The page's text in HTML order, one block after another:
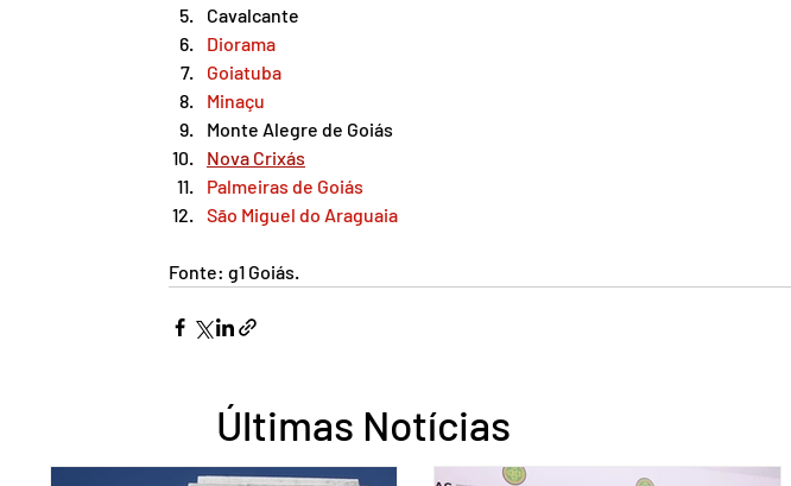
Cavalcante
Diorama
Goiatuba
Minaçu
Monte Alegre de Goiás
Nova Crixás
Palmeiras de Goiás
São Miguel do Araguaia
Fonte: g1 Goiás.
Últimas Notícias